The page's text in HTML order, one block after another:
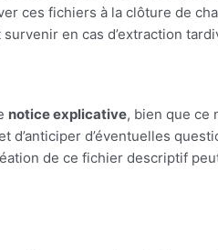
ces fichiers à la clôture de
en cas d’extraction
notice explicative, bien que ce
d’éventuelles
de ce fichier descriptif